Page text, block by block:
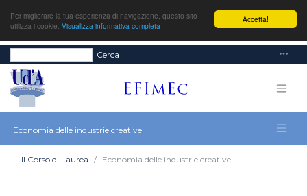
Accetta!
Per migliorare la tua esperienza di navigazione, questo sito
utilizza i cookie. Visualizza informativa completa
Cerca
Economia delle industrie creative
Il Corso di Laurea Economia delle industrie creative